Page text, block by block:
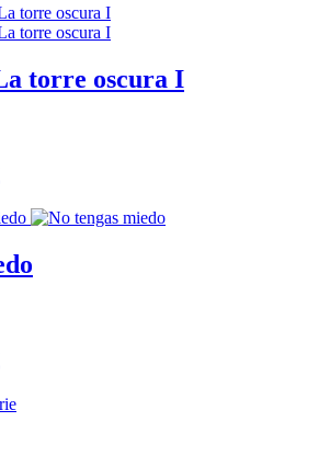
torre oscura I